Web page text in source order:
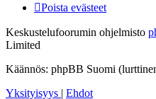
Poista evästeet
Keskustelufoorumin ohjelmisto
Limited
Käännös: phpBB Suomi
Yksityisyys | Ehdot